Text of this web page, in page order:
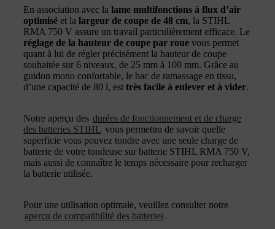
En association avec la lame multifonctions à flux d’air
optimisé et la largeur de coupe de 48 cm, la STIHL
RMA 750 V assure un travail particulièrement efficace. Le
réglage de la hauteur de coupe par roue vous permet
quant à lui de régler précisément la hauteur de coupe
souhaitée sur 6 niveaux, de 25 mm à 100 mm. Grâce au
guidon mono confortable, le bac de ramassage en tissu,
d’une capacité de 80 l, est très facile à enlever et à vider.
Notre aperçu des durées de fonctionnement et de charge
des batteries STIHL vous permettra de savoir quelle
superficie vous pouvez tondre avec une seule charge de
batterie de votre tondeuse sur batterie STIHL RMA 750 V,
mais aussi de connaître le temps nécessaire pour recharger
la batterie utilisée.
Pour une utilisation optimale, veuillez consulter notre
aperçu de compatibilité des batteries.